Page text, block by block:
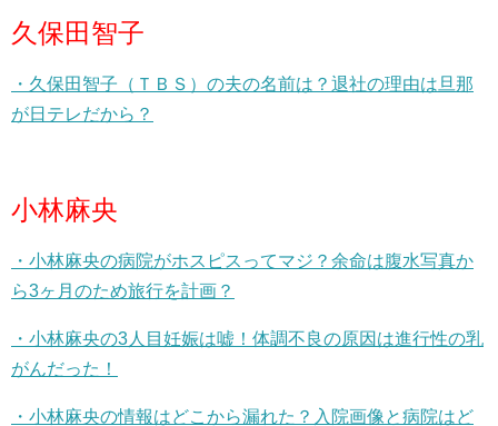
久保田智子
・久保田智子（ＴＢＳ）の夫の名前は？退社の理由は旦那
が日テレだから？
小林麻央
・小林麻央の病院がホスピスってマジ？余命は腹水写真か
ら3ヶ月のため旅行を計画？
・小林麻央の3人目妊娠は嘘！体調不良の原因は進行性の乳
がんだった！
・小林麻央の情報はどこから漏れた？入院画像と病院はど